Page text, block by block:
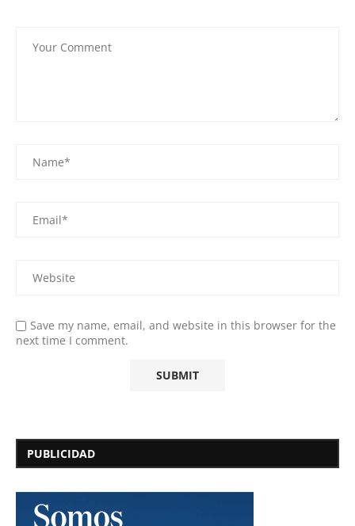
Save my name, email, and website in this browser for the
next time I comment.
PUBLICIDAD